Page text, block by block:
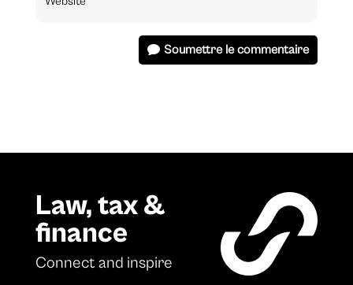
Soumettre le commentaire
Law, tax &
finance
Connect and inspire